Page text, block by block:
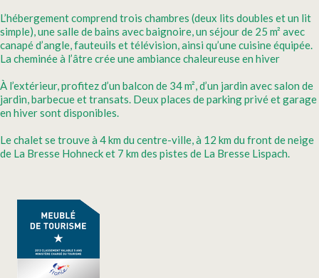
L’hébergement comprend trois chambres (deux lits doubles et un lit
simple), une salle de bains avec baignoire, un séjour de 25 m² avec
canapé d’angle, fauteuils et télévision, ainsi qu’une cuisine équipée.
La cheminée à l’âtre crée une ambiance chaleureuse en hiver
À l’extérieur, profitez d’un balcon de 34 m², d’un jardin avec salon de
jardin, barbecue et transats. Deux places de parking privé et garage
en hiver sont disponibles.
Le chalet se trouve à 4 km du centre-ville, à 12 km du front de neige
de La Bresse Hohneck et 7 km des pistes de La Bresse Lispach.